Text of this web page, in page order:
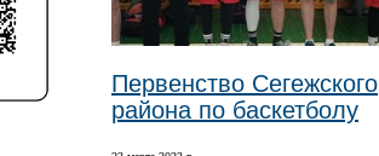
Первенство Сегежского
района по баскетболу